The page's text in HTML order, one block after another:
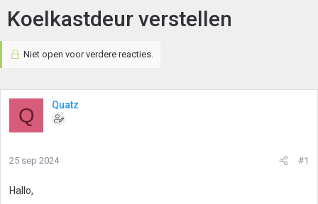
Koelkastdeur verstellen
Niet open voor verdere reacties.
Q Quatz
25 sep 2024 #1
Hallo,